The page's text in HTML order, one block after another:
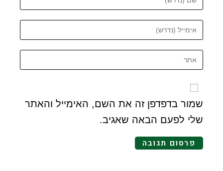
שמור בדפדפן זה את השם, האימייל והאתר
שלי לפעם הבאה שאגיב.